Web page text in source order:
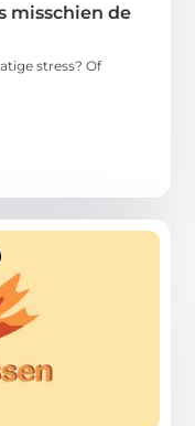
misschien de
stress? Of